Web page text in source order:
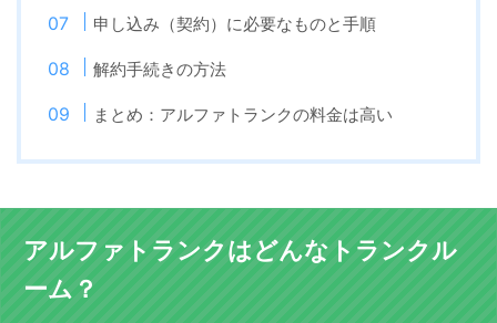
申し込み（契約）に必要なものと手順
解約手続きの方法
まとめ：アルファトランクの料金は高い
アルファトランクはどんなトランクル
ーム？